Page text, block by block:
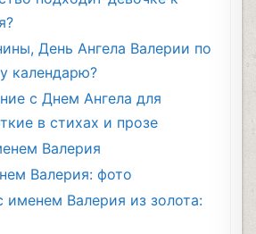
День Ангела Валерии по
календарю?
с Днем Ангела для
в стихах и прозе
Валерия
Валерия: фото
именем Валерия из золота: